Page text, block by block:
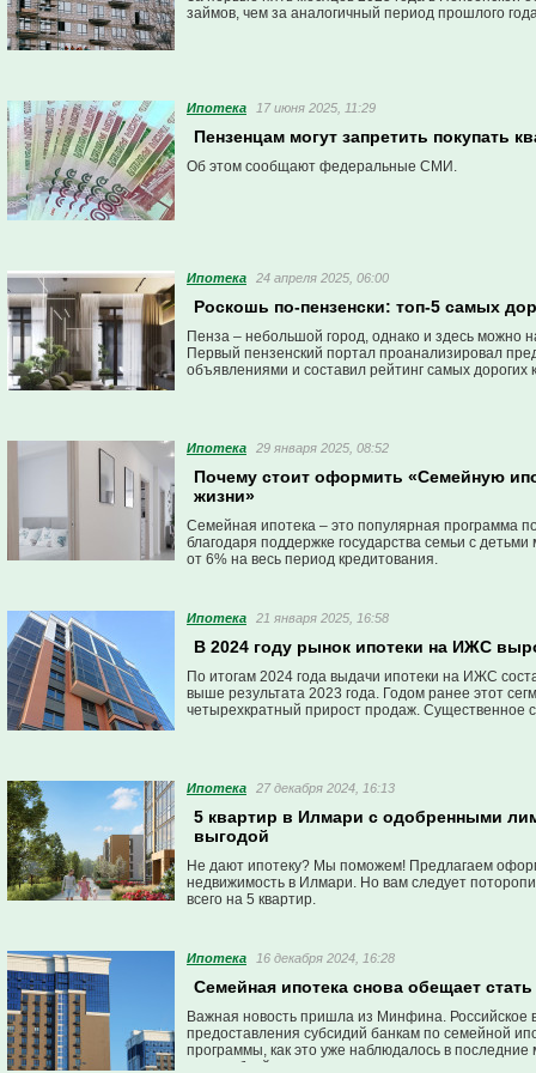
займов, чем за аналогичный период прошлого
Ипотека 17 июня 2025, 11:29
Пензенцам могут запретить покупать
Об этом сообщают федеральные СМИ.
Ипотека 24 апреля 2025, 06:00
Роскошь по-пензенски: топ-5 самых
Пенза – небольшой город, однако и здесь можно
Первый пензенский портал проанализировал
объявлениями и составил рейтинг самых
Ипотека 29 января 2025, 08:52
Почему стоит оформить «Семейную
жизни»
Семейная ипотека – это популярная программа
благодаря поддержке государства семьи с
от 6% на весь период кредитования.
Ипотека 21 января 2025, 16:58
В 2024 году рынок ипотеки на ИЖС
По итогам 2024 года выдачи ипотеки на ИЖС
выше результата 2023 года. Годом ранее этот
четырехкратный прирост продаж. Существенное
Ипотека 27 декабря 2024, 16:13
5 квартир в Илмари с одобренными
выгодой
Не дают ипотеку? Мы поможем! Предлагаем
недвижимость в Илмари. Но вам следует
всего на 5 квартир.
Ипотека 16 декабря 2024, 16:28
Семейная ипотека снова обещает стать
Важная новость пришла из Минфина. Российское
предоставления субсидий банкам по семейной
программы, как это уже наблюдалось в
трлн рублей.